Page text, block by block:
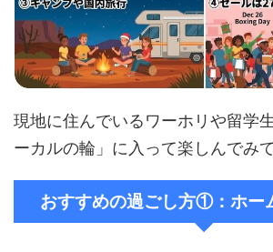
現地に住んでいるワーホリや留学
ーカルの輪」に入って楽しんでみ
おすすめの過ごし方①：ホー